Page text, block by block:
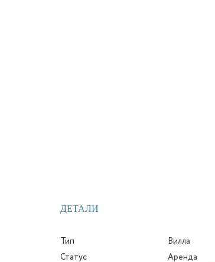
ДЕТАЛИ
Тип
Вилла
Статус
Аренда